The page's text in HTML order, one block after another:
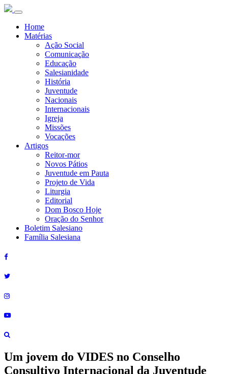
Home
Matérias
Ação Social
Comunicação
Educação
Salesianidade
História
Juventude
Nacionais
Internacionais
Igreja
Missões
Vocações
Artigos
Reitor-mor
Novos Pátios
Juventude em Pauta
Projeto de Vida
Liturgia
Editorial
Dom Bosco Hoje
Oração do Senhor
Boletim Salesiano
Família Salesiana
Um jovem do VIDES no Conselho
Consultivo Internacional da Juventude